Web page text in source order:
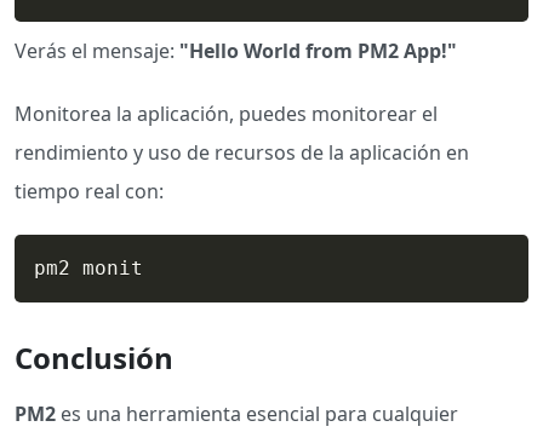
Verás el mensaje: "Hello World from PM2 App!"
Monitorea la aplicación, puedes monitorear el
rendimiento y uso de recursos de la aplicación en
tiempo real con:
pm2 monit
Conclusión
PM2 es una herramienta esencial para cualquier